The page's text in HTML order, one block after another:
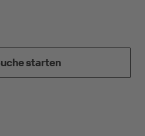
starten